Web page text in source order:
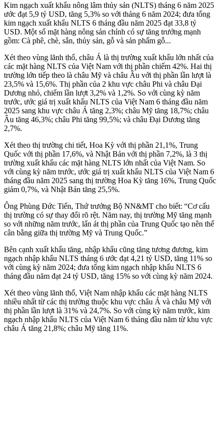
Kim ngạch xuất khẩu nông lâm thủy sản (NLTS) tháng 6 năm 2025
ước đạt 5,9 tỷ USD, tăng 5,3% so với tháng 6 năm 2024; đưa tổng
kim ngạch xuất khẩu NLTS 6 tháng đầu năm 2025 đạt 33,8 tỷ
USD. Một số mặt hàng nông sản chính có sự tăng trưởng mạnh
gồm: Cà phê, chè, sắn, thủy sản, gỗ và sản phẩm gỗ...
Xét theo vùng lãnh thổ, châu Á là thị trường xuất khẩu lớn nhất của
các mặt hàng NLTS của Việt Nam với thị phần chiếm 42%. Hai thị
trường lớn tiếp theo là châu Mỹ và châu Âu với thị phần lần lượt là
23,5% và 15,6%. Thị phần của 2 khu vực châu Phi và châu Đại
Dương nhỏ, chiếm lần lượt 3,2% và 1,2%. So với cùng kỳ năm
trước, ước giá trị xuất khẩu NLTS của Việt Nam 6 tháng đầu năm
2025 sang khu vực châu Á tăng 2,3%; châu Mỹ tăng 18,7%; châu
Âu tăng 46,3%; châu Phi tăng 99,5%; và châu Đại Dương tăng
2,7%.
Xét theo thị trường chi tiết, Hoa Kỳ với thị phần 21,1%, Trung
Quốc với thị phần 17,6%, và Nhật Bản với thị phần 7,2%, là 3 thị
trường xuất khẩu các mặt hàng NLTS lớn nhất của Việt Nam. So
với cùng kỳ năm trước, ước giá trị xuất khẩu NLTS của Việt Nam 6
tháng đầu năm 2025 sang thị trường Hoa Kỳ tăng 16%, Trung Quốc
giảm 0,7%, và Nhật Bản tăng 25,5%.
Ông Phùng Đức Tiến, Thứ trưởng Bộ NN&MT cho biết: “Cơ cấu
thị trường có sự thay đổi rõ rệt. Năm nay, thị trường Mỹ tăng mạnh
so với những năm trước, lấn át thị phần của Trung Quốc tạo nên thế
cân bằng giữa thị trường Mỹ và Trung Quốc.”
Bên cạnh xuất khẩu tăng, nhập khẩu cũng tăng tương đương, kim
ngạch nhập khẩu NLTS tháng 6 ước đạt 4,21 tỷ USD, tăng 11% so
với cùng kỳ năm 2024; đưa tổng kim ngạch nhập khẩu NLTS 6
tháng đầu năm đạt 24 tỷ USD, tăng 15% so với cùng kỳ năm 2024.
Xét theo vùng lãnh thổ, Việt Nam nhập khẩu các mặt hàng NLTS
nhiều nhất từ các thị trường thuộc khu vực châu Á và châu Mỹ với
thị phần lần lượt là 31% và 24,7%. So với cùng kỳ năm trước, kim
ngạch nhập khẩu NLTS của Việt Nam 6 tháng đầu năm từ khu vực
châu Á tăng 21,8%; châu Mỹ tăng 11%.